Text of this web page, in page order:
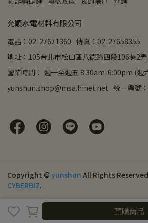
預購商品
允順水電材料有限公司
電話：02-27671360 傳真：02-27658355
地址：105台北市松山區八德路四段106巷2
營業時間： 週一至週五 8:30am-6:00pm (週
yunshun.shop@msa.hinet.net 統一編號
Copyright © yunshun All Rights
CYBERBIZ.